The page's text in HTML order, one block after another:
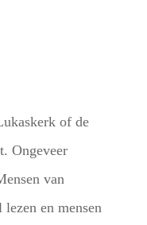
of de
Ongeveer
van
en mensen